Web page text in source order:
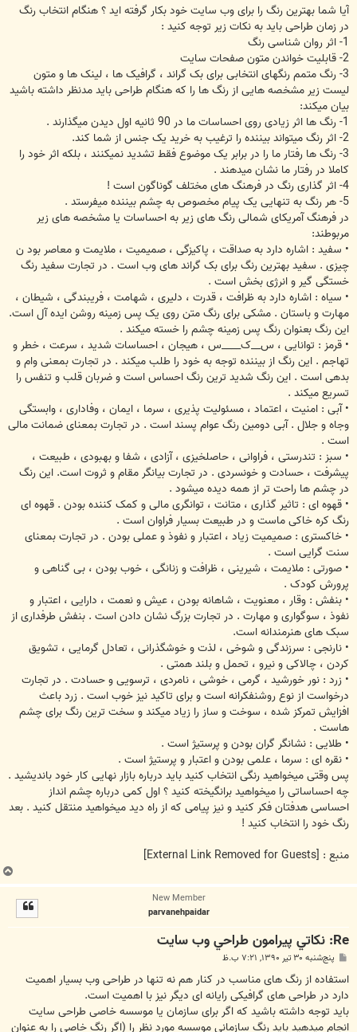
آیا شما بهترین رنگ را برای وب سایت خود بکار گرفته اید ؟ هنگام انتخاب رنگ
در زمان طراحی باید به نکات زیر توجه کنید :
1- اثر روان شناسی رنگ
2- قابلیت خواندن متون صفحات سایت
3- رنگ متمم رنگهای انتخابی برای بک گراند ، گرافیک ها ، لینک ها و متون
لیست زیر مشخصه هایی از رنگ ها را که هنگام طراحی باید مدنظر داشته باشید
بیان میکند:
1- رنگ ها اثر زیادی روی احساسات ما در 90 ثانیه اول دیدن میگذارند .
2- اثر رنگ میتواند بیننده را ترغیب به خرید یک جنس از شما کند.
3- رنگ ها رفتار ما را در برابر یک موضوع فقط تشدید نمیکنند ، بلکه اثر خود را
کاملا در رفتار ما نشان میدهند .
4- اثر گذاری رنگ در فرهنگ های مختلف گوناگون است !
5- هر رنگ به تنهایی یک پیام مخصوص به چشم بیننده میفرستد .
در فرهنگ آمریکای شمالی رنگ های زیر به احساسات یا مشخصه های زیر
مربوطند:
• سفید : اشاره دارد به صداقت ، پاکیزگی ، صمیمیت ، ملایمت و معاصر بود ن
چیزی . سفید بهترین رنگ برای بک گراند های وب است . در تجارت سفید رنگ
خستگی گیر و انرژی بخش است .
• سیاه : اشاره دارد به ظرافت ، قدرت ، دلیری ، شهامت ، فریبندگی ، شیطان ،
مهارت و باستان . مشکی برای رنگ متن روی یک پس زمینه روشن ایده آل است.
این رنگ بعنوان رنگ پس زمینه چشم را خسته میکند .
• قرمز : توانایی ، س__ک____س ، هیجان ، احساسات شدید ، سرعت ، خطر و
تهاجم . این رنگ از بیننده توجه به خود را طلب میکند . در تجارت بمعنی وام و
بدهی است . این رنگ شدید ترین رنگ احساس است و ضربان قلب و تنفس را
تسریع میکند .
• آبی : امنیت ، اعتماد ، مسئولیت پذیری ، سرما ، ایمان ، وفاداری ، وابستگی
وجاه و جلال . آبی دومین رنگ عوام پسند است . در تجارت بمعنای ضمانت مالی
است .
• سبز : تندرستی ، فراوانی ، حاصلخیزی ، آزادی ، شفا و بهبودی ، طبیعت ،
پیشرفت ، حسادت و خونسردی . در تجارت بیانگر مقام و ثروت است. این رنگ
در چشم ها راحت تر از همه دیده میشود .
• قهوه ای : تاثیر گذاری ، متانت ، توانگری مالی و کمک کننده بودن . قهوه ای
رنگ کره خاکی ماست و در طبیعت بسیار فراوان است .
• خاکستری : صمیمیت زیاد ، اعتبار و نفوذ و عملی بودن . در تجارت بمعنای
سنت گرایی است .
• صورتی : ملایمت ، شیرینی ، ظرافت و زنانگی ، خوب بودن ، بی گناهی و
پرورش کودک .
• بنفش : وقار ، معنویت ، شاهانه بودن ، عیش و نعمت ، دارایی ، اعتبار و
نفوذ ، سوگواری و مهارت . در تجارت بزرگ نشان دادن است . بنفش طرفداری از
سبک های هنرمندانه است.
• نارنجی : سرزندگی و شوخی ، لذت و خوشگذرانی ، تعادل گرمایی ، تشویق
کردن ، چالاکی و نیرو ، تحمل و بلند همتی .
• زرد : نور خورشید ، گرمی ، خوشی ، نامردی ، ترسویی و حسادت . در تجارت
درخواست از نوع روشنفکرانه است و برای تاکید نیز خوب است . زرد باعث
افزایش تمرکز شده ، سوخت و ساز را زیاد میکند و سخت ترین رنگ برای چشم
هاست .
• طلایی : نشانگر گران بودن و پرستیژ است .
• نقره ای : سرما ، علمی بودن و اعتبار و پرستیژ است .
پس وقتی میخواهید رنگی انتخاب کنید باید درباره بازار نهایی کار خود باندیشید .
چه احساساتی را میخواهید برانگیخته کنید ؟ اول کمی درباره چشم انداز
احساسی هدفتان فکر کنید و نیز پیامی که از راه دید میخواهید منتقل کنید . بعد
رنگ خود را انتخاب کنید !
منبع : [External Link Removed for Guests]
New Member
parvanehpaidar
Re: نکاتي پيرامون طراحي وب سايت
س
ت
پنج‌شنبه ۳۰ تیر ۱۳۹۰, ۷:۲۱ ب.ظ
استفاده از رنگ های مناسب در کنار هم نه تنها در طراحی وب بسیار اهمیت
دارد در طراحی های گرافیکی رایانه ای دیگر نیز با اهمیت است.
باید توجه داشته باشید که اگر برای سازمان یا موسسه خاصی طراحی سایت
انجام میدهید باید رنگ سازمانی موسسه مورد نظر را (اگر رنگ خاصی را به عنوان